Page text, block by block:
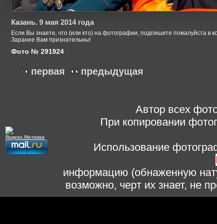
Казань. 9 мая 2014 года
Если Вы знаете, что (или кто) на фотографии, подпишите пожалуйста в
Заранее Вам признательны!
Фото № 291924
первая предыдущая
Автор всех
При копировании
Использование
информацию (обнаженную
возможно, черт их знает, не